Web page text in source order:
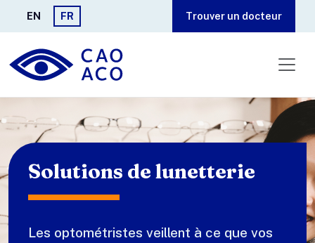
Aller au contenu principal
EN FR Trouver un docteur
Solutions de lunetterie
Les optométristes veillent à ce que vos